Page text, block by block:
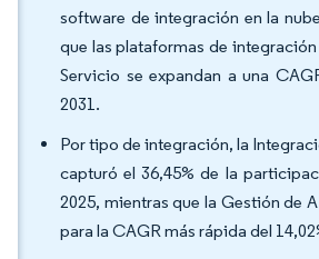
software de integración en la
que las plataformas de
Servicio se expandan a una
2031.
Por tipo de integración, la
capturó el 36,45% de la
2025, mientras que la Gestión de
para la CAGR más rápida del